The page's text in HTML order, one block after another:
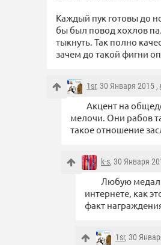
Каждый пук готовы до
бы был повод хохлов
тыкнуть. Так полно
зачем до такой фигни
1sr, 30 Января 2015 ,
Акцент на
мелочи. Они рабов
такое отношение
k-s, 30 Января
Любую
интернете, как
факт
1sr, 30